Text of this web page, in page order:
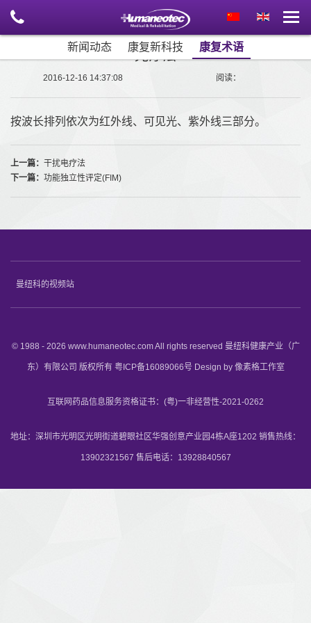
新闻动态 康复新科技 康复术语
光疗法
2016-12-16 14:37:08 阅读：
按波长排列依次为红外线、可见光、紫外线三部分。
上一篇： 干扰电疗法
下一篇： 功能独立性评定(FIM)
曼纽科的视频站
© 1988 - 2026 www.humaneotec.comAll rights reserved 曼纽科健康产业（广
东）有限公司 版权所有 粤ICP备16089066号Design by 像素格工作室
互联网药品信息服务资格证书：(粤)一非经营性-2021-0262
地址：深圳市光明区光明街道碧眼社区华强创意产业园4栋A座1202 销售热线：
13902321567 售后电话：13928840567